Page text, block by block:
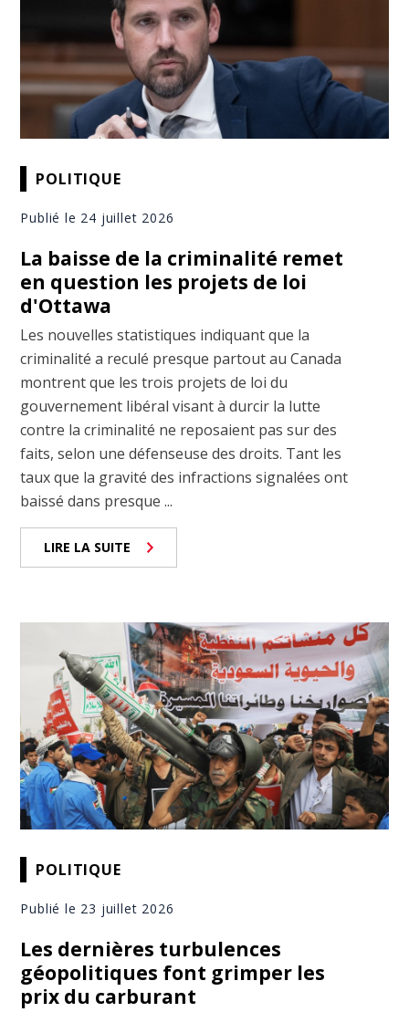
POLITIQUE
Publié le 24 juillet 2026
La baisse de la criminalité remet
en question les projets de loi
d'Ottawa
Les nouvelles statistiques indiquant que la
criminalité a reculé presque partout au Canada
montrent que les trois projets de loi du
gouvernement libéral visant à durcir la lutte
contre la criminalité ne reposaient pas sur des
faits, selon une défenseuse des droits. Tant les
taux que la gravité des infractions signalées ont
baissé dans presque ...
LIRE LA SUITE
POLITIQUE
Publié le 23 juillet 2026
Les dernières turbulences
géopolitiques font grimper les
prix du carburant